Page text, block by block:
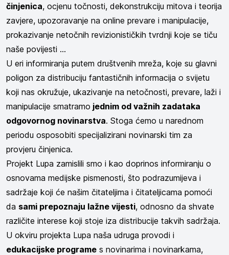
činjenica, ocjenu točnosti, dekonstrukciju mitova i teorija
zavjere, upozoravanje na online prevare i manipulacije,
prokazivanje netočnih revizionističkih tvrdnji koje se tiču
naše povijesti ...
U eri informiranja putem društvenih mreža, koje su glavni
poligon za distribuciju fantastičnih informacija o svijetu
koji nas okružuje, ukazivanje na netočnosti, prevare, laži i
manipulacije smatramo jednim od važnih zadataka
odgovornog novinarstva. Stoga ćemo u narednom
periodu osposobiti specijalizirani novinarski tim za
provjeru činjenica.
Projekt Lupa zamislili smo i kao doprinos informiranju o
osnovama medijske pismenosti, što podrazumijeva i
sadržaje koji će našim čitateljima i čitateljicama pomoći
da sami prepoznaju lažne vijesti, odnosno da shvate
različite interese koji stoje iza distribucije takvih sadržaja.
U okviru projekta Lupa naša udruga provodi i
edukacijske programe s novinarima i novinarkama,